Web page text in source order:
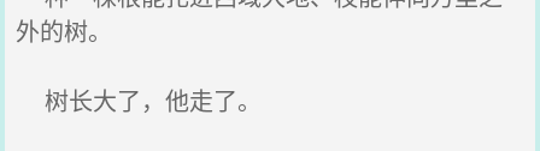
外的树。
树长大了，他走了。